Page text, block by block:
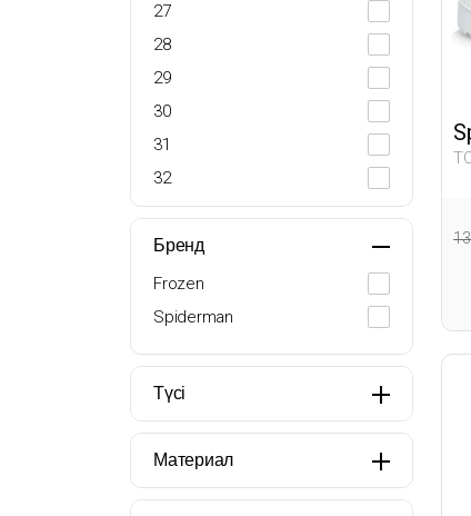
27
28
29
30
31
32
33
34
35
Бренд
Frozen
Spiderman
Түсі
Материал